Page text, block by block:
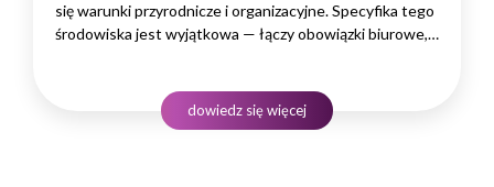
się warunki przyrodnicze i organizacyjne. Specyfika tego
środowiska jest wyjątkowa — łączy obowiązki biurowe,
podejmowania decyzji. W takim środowisku
to nie pojedyncze kompetencje, lecz dobrze…
dowiedz się więcej